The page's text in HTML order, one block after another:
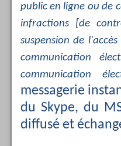
public en ligne ou de
infractions [de
suspension de
communication
communication
messagerie
du Skype, du
diffusé et